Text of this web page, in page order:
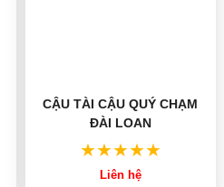
CẬU TÀI CẬU QUÝ CHẠM
ĐÀI LOAN
Liên hệ